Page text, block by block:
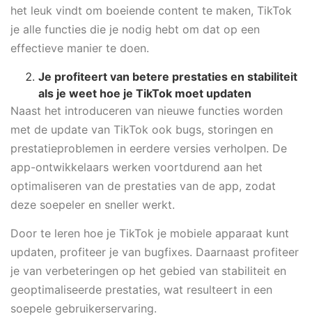
het leuk vindt om boeiende content te maken, TikTok
je alle functies die je nodig hebt om dat op een
effectieve manier te doen.
Je profiteert van betere prestaties en stabiliteit
als je weet hoe je TikTok moet updaten
Naast het introduceren van nieuwe functies worden
met de update van TikTok ook bugs, storingen en
prestatieproblemen in eerdere versies verholpen. De
app-ontwikkelaars werken voortdurend aan het
optimaliseren van de prestaties van de app, zodat
deze soepeler en sneller werkt.
Door te leren hoe je TikTok je mobiele apparaat kunt
updaten, profiteer je van bugfixes. Daarnaast profiteer
je van verbeteringen op het gebied van stabiliteit en
geoptimaliseerde prestaties, wat resulteert in een
soepele gebruikerservaring.